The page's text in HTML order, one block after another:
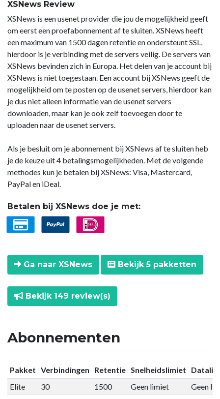
XSNews Review
XSNews is een usenet provider die jou de mogelijkheid geeft
om eerst een proefabonnement af te sluiten. XSNews heeft
een maximum van 1500 dagen retentie en ondersteunt SSL,
hierdoor is je verbinding met de servers veilig. De servers van
XSNews bevinden zich in Europa. Het delen van je account bij
XSNews is niet toegestaan. Een account bij XSNews geeft de
mogelijkheid om te posten op de usenet servers, hierdoor kan
je dus niet alleen informatie van de usenet servers
downloaden, maar kan je ook zelf toevoegen door te
uploaden naar de usenet servers.
Als je besluit om je abonnement bij XSNews af te sluiten heb
je de keuze uit 4 betalingsmogelijkheden. Met de volgende
methodes kun je betalen bij XSNews: Visa, Mastercard,
PayPal en iDeal.
Betalen bij XSNews doe je met:
Ga naar XSNews Bekijk 5 pakketten
Bekijk 149 review(s)
Abonnementen
Pakket Verbindingen Retentie Snelheidslimiet
Elite
30 1500 Geen limiet Geen